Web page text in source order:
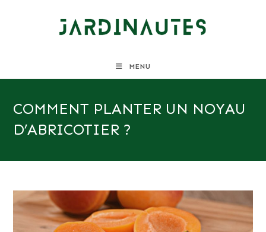
MENU
COMMENT PLANTER UN NOYAU
D’ABRICOTIER ?